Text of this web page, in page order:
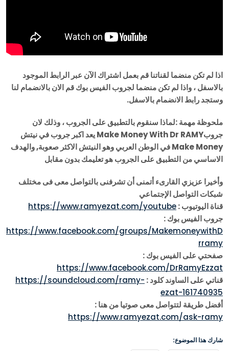
اذا لم تكن منضما لقناتنا قم بعمل اشتراك الآن عبر الرابط الموجود
بالاسفل ، واذا لم تكن منضما لجروب الفيس بوك قم الان بالانضمام لنا
وستجد رابط الانضمام بالاسفل.
ملحوظة مهمة :لماذا سنقوم بالتطبيق على الجروب ، وذلك لان
جروبMake Money With Dr RAMY يعد اكبر جروب في نيتش
Make Money في الوطن العربي وهو النيتش الاكثر صعوبة, والهدف
الاساسي من التطبيق على الجروب هو تعليمك بدون مقابل
وأخيرا عزيزي القارىء أتمنى أن تشرفنى بالتواصل معى فى مختلف
شبكات التواصل الإجتماعي
قناة اليوتيوب :https://www.ramyezat.com/youtube
جروب الفيس بوك :
https://www.facebook.com/groups/MakemoneywithD
rramy
صفحتي على الفيس بوك :
https://www.facebook.com/DrRamyEzzat
قناتي على الساوند كلود : https://soundcloud.com/ramy-
ezat-161740935
أفضل طريقة لتتواصل معى صوتيا من هنا :
https://www.ramyezat.com/ask-ramy
شارك هذا الموضوع: